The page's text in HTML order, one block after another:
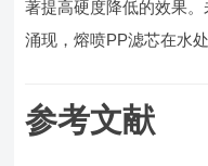
著提高硬度降低的效果
涌现，熔喷PP滤芯在水
参考文献